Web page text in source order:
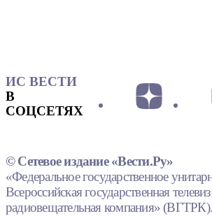
ИС ВЕСТИ
В
СОЦСЕТЯХ
© Сетевое издание «Вести.Ру»
«Федеральное государственное
Всероссийская государственная
радиовещательная компания» (ВГТРК).